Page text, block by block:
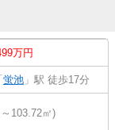
万円
蛍池 」駅 徒歩17分
103.72㎡)